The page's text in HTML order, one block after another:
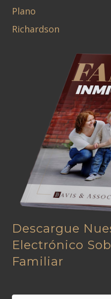
Plano
Richardson
Descargue
Electrónico
Familiar
N